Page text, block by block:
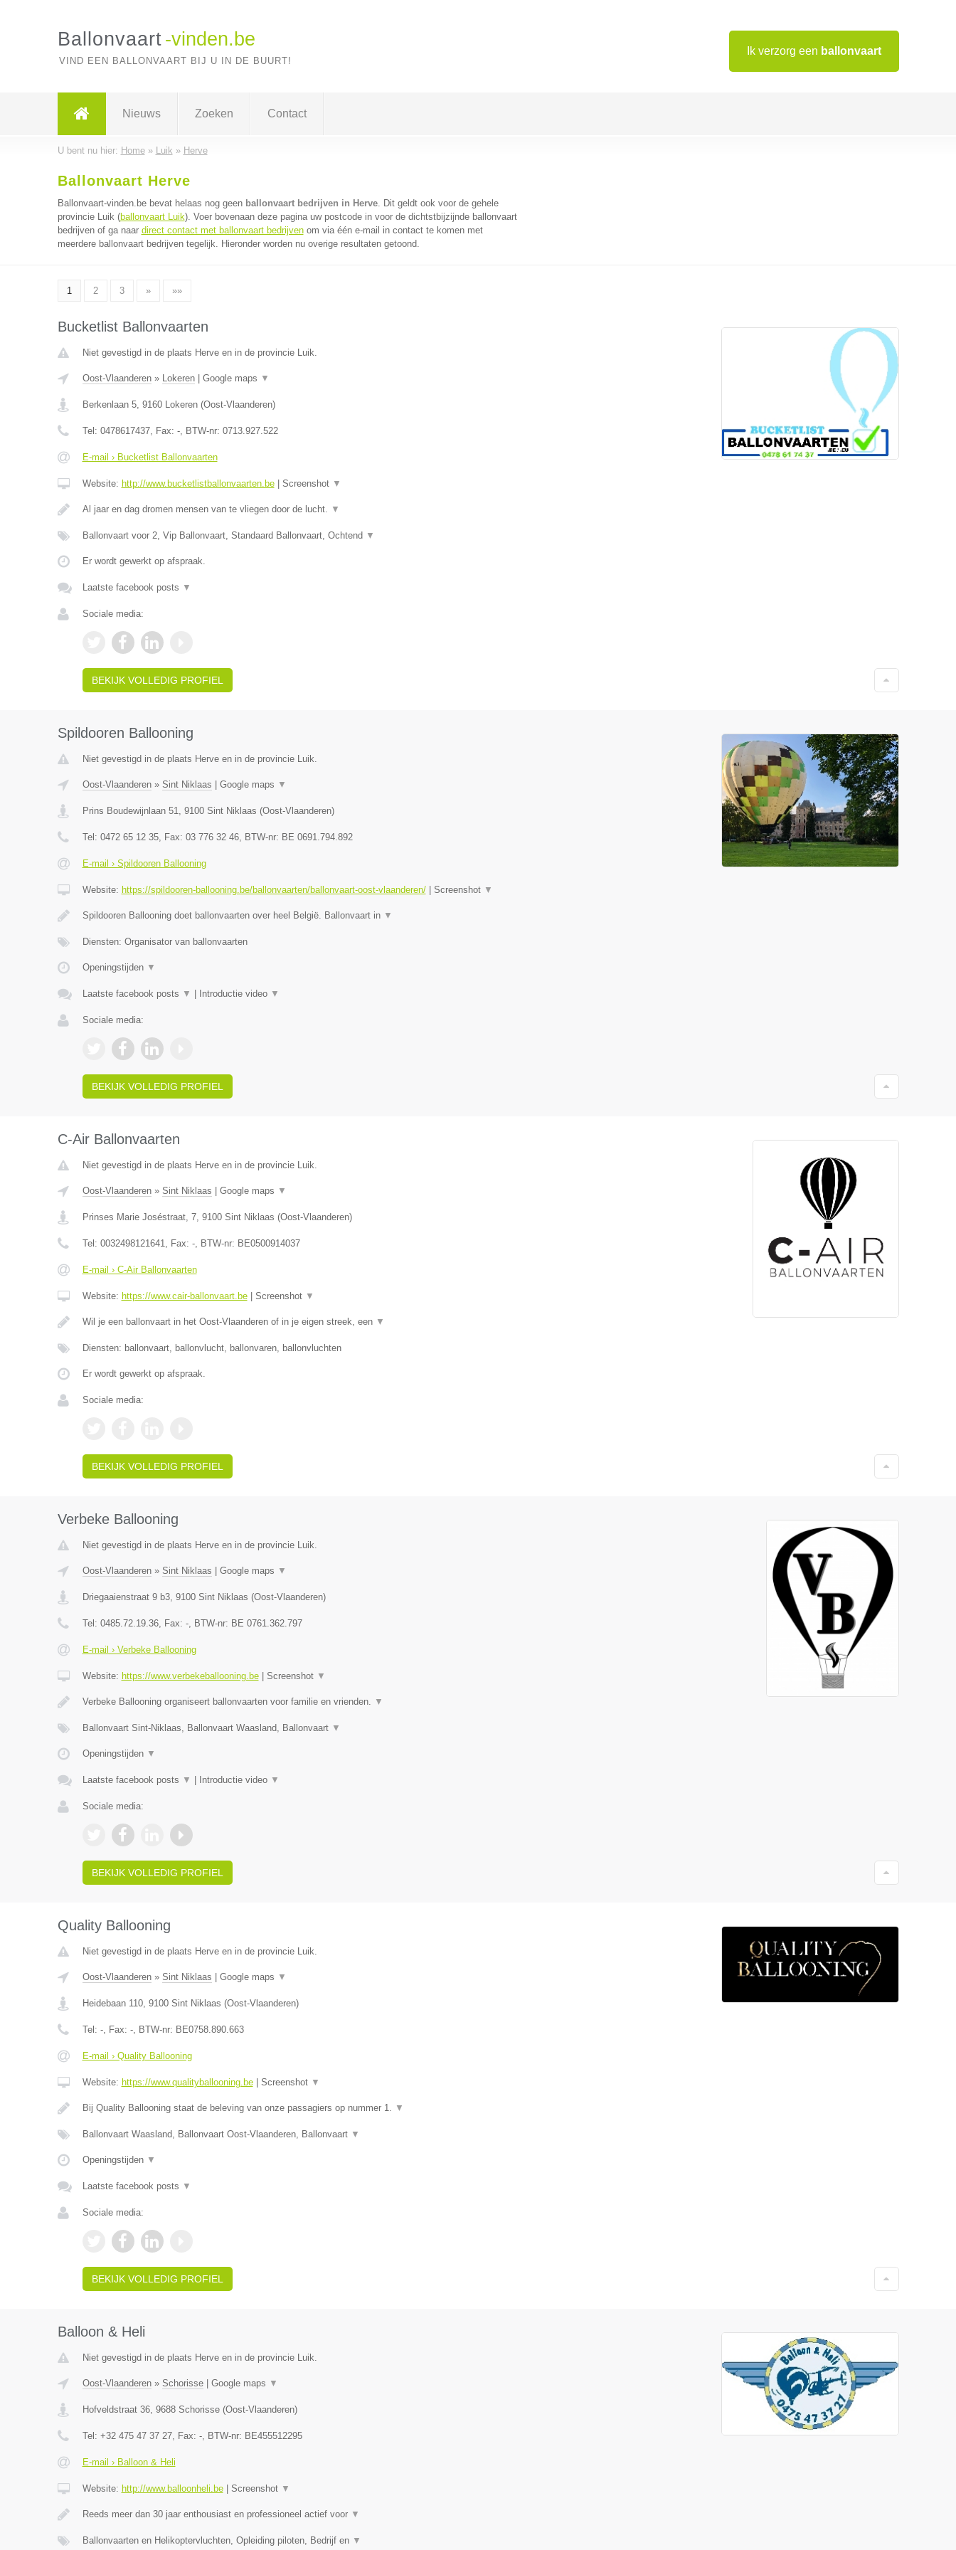
Ik verzorg een ballonvaart
Ballonvaart -vinden.be
VIND EEN BALLONVAART BIJ U IN DE BUURT!
Nieuws Zoeken Contact
U bent nu hier: Home» Luik » Herve
Ballonvaart Herve
Ballonvaart-vinden.be bevat helaas nog geen ballonvaart bedrijven in Herve. Dit geldt ook voor de gehele
provincie Luik (ballonvaart Luik). Voer bovenaan deze pagina uw postcode in voor de dichtstbijzijnde ballonvaart
bedrijven of ga naar direct contact met ballonvaart bedrijvenom via één e-mail in contact te komen met
meerdere ballonvaart bedrijven tegelijk. Hieronder worden nu overige resultaten getoond.
1 2 3 » »»
Bucketlist Ballonvaarten
Niet gevestigd in de plaats Herve en in de provincie Luik.
Oost-Vlaanderen» Lokeren| Google maps ▼
Berkenlaan 5, 9160 Lokeren(Oost-Vlaanderen)
Tel: 0478617437, Fax: -, BTW-nr: 0713.927.522
E-mail › Bucketlist Ballonvaarten
Website: http://www.bucketlistballonvaarten.be| Screenshot ▼
Al jaar en dag dromen mensen van te vliegen door de lucht. ▼
Ballonvaart voor 2, Vip Ballonvaart, Standaard Ballonvaart, Ochtend ▼
Er wordt gewerkt op afspraak.
Laatste facebook posts ▼
Sociale media:
BEKIJK VOLLEDIG PROFIEL
Spildooren Ballooning
Niet gevestigd in de plaats Herve en in de provincie Luik.
Oost-Vlaanderen» Sint Niklaas Google maps ▼
Prins Boudewijnlaan 51, 9100 Sint Niklaas (Oost-Vlaanderen)
Tel: 0472 65 12 35, Fax: 03 776 32 46, BTW-nr: BE 0691.794.892
E-mail › Spildooren Ballooning
Website: https://spildooren-ballooning.be/ballonvaarten/ballonvaart-oost-vlaanderen/| Screenshot ▼
Spildooren Ballooning doet ballonvaarten over heel België. Ballonvaart in ▼
Diensten: Organisator van ballonvaarten
Openingstijden ▼
Laatste facebook posts ▼ Introductie video ▼
Sociale media:
BEKIJK VOLLEDIG PROFIEL
C-Air Ballonvaarten
Niet gevestigd in de plaats Herve en in de provincie Luik.
Oost-Vlaanderen» Sint Niklaas Google maps ▼
Prinses Marie Joséstraat, 7, 9100 Sint Niklaas (Oost-Vlaanderen)
Tel: 0032498121641, Fax: -, BTW-nr: BE0500914037
E-mail › C-Air Ballonvaarten
Website: https://www.cair-ballonvaart.be| Screenshot ▼
Wil je een ballonvaart in het Oost-Vlaanderen of in je eigen streek, een ▼
Diensten: ballonvaart, ballonvlucht, ballonvaren, ballonvluchten
Er wordt gewerkt op afspraak.
Sociale media:
BEKIJK VOLLEDIG PROFIEL
Verbeke Ballooning
Niet gevestigd in de plaats Herve en in de provincie Luik.
Oost-Vlaanderen» Sint Niklaas Google maps ▼
Driegaaienstraat 9 b3, 9100 Sint Niklaas (Oost-Vlaanderen)
Tel: 0485.72.19.36, Fax: -, BTW-nr: BE 0761.362.797
E-mail › Verbeke Ballooning
Website: https://www.verbekeballooning.be| Screenshot ▼
Verbeke Ballooning organiseert ballonvaarten voor familie en vrienden. ▼
Ballonvaart Sint-Niklaas, Ballonvaart Waasland, Ballonvaart ▼
Openingstijden ▼
Laatste facebook posts ▼ Introductie video ▼
Sociale media:
BEKIJK VOLLEDIG PROFIEL
Quality Ballooning
Niet gevestigd in de plaats Herve en in de provincie Luik.
Oost-Vlaanderen» Sint Niklaas Google maps ▼
Heidebaan 110, 9100 Sint Niklaas (Oost-Vlaanderen)
Tel: -, Fax: -, BTW-nr: BE0758.890.663
E-mail › Quality Ballooning
Website: https://www.qualityballooning.be| Screenshot ▼
Bij Quality Ballooning staat de beleving van onze passagiers op nummer 1. ▼
Ballonvaart Waasland, Ballonvaart Oost-Vlaanderen, Ballonvaart ▼
Openingstijden ▼
Laatste facebook posts ▼
Sociale media:
BEKIJK VOLLEDIG PROFIEL
Balloon & Heli
Niet gevestigd in de plaats Herve en in de provincie Luik.
Oost-Vlaanderen» Schorisse| Google maps ▼
Hofveldstraat 36, 9688 Schorisse(Oost-Vlaanderen)
Tel: +32 475 47 37 27, Fax: -, BTW-nr: BE455512295
E-mail › Balloon & Heli
Website: http://www.balloonheli.be| Screenshot ▼
Reeds meer dan 30 jaar enthousiast en professioneel actief voor ▼
Ballonvaarten en Helikoptervluchten, Opleiding piloten, Bedrijf en ▼